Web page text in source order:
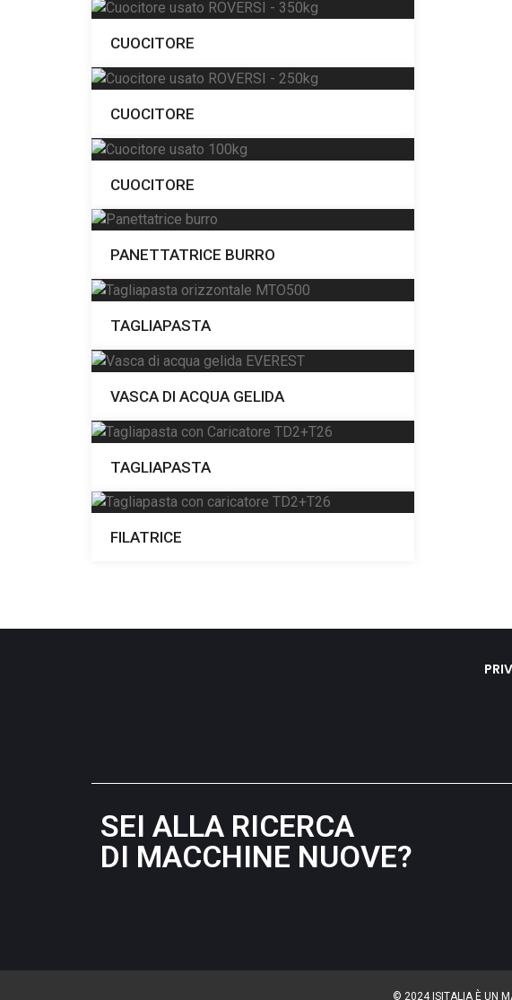
CUOCITORE
CUOCITORE
CUOCITORE
PANETTATRICE BURRO
TAGLIAPASTA
VASCA DI ACQUA GELIDA
TAGLIAPASTA
FILATRICE
SEI ALLA RICERCA
DI MACCHINE NUOVE?
© 2024 ISITALIA È UN